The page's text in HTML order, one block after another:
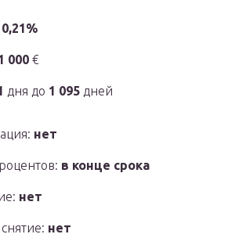
0,21%
000 €
дня до 1 095 дней
нет
в конце срока
нет
нет